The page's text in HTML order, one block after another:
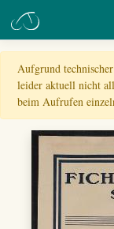
Aufgrund
leider aktuell nicht
beim Aufrufen